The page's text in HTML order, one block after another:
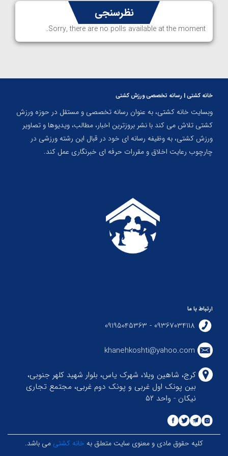
نظرسنجی
Sorry, there are no polls available at the moment.
خانه کشتی | رسانه تخصصی ورزش کشتی
وبسایت خانه کشتی، به عنوان رسانه تخصصی و مستقل در حوزه ورزش
کشتی تلاش می کند با نشر بروزترین اخبار، مطالب، ویدیوها و تصاویر
ورزش کشتی، به وظیفه رسانه ای خود در قبال این رشته ورزشی در
چارچوب رعایت اخلاق و مقررات حرفه ای خبرنگاری عمل کند.
ارتباط با ما
09367034118 - 09195045363
khanehkoshti@yahoo.com
کرج، شاهین ویلا، شهرک یاس، بلوار شهید کلهر جنوبی،
بین پونک اول غربی و پونک دوم غربی، مجتمع تجاری
نیکان - واحد ۵۲
کلیه حقوق مادی و معنوی سایت متعلق به خانه کشتی می باشد.